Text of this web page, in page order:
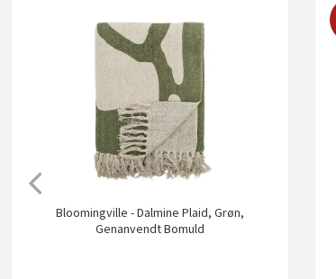
Bloomingville - Dalmine Plaid, Grøn,
Genanvendt Bomuld